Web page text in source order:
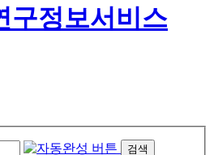
검색